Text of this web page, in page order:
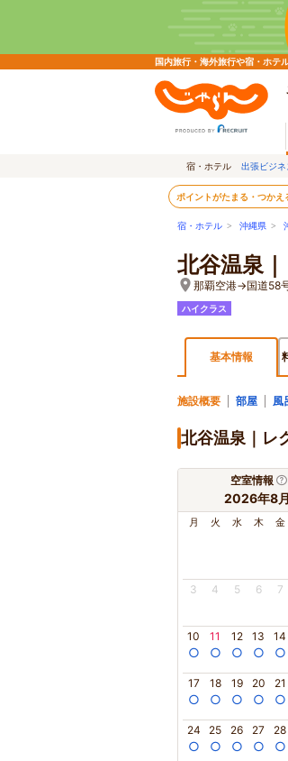
国内旅行・海外旅行や宿・ホテ
宿・ホテル 出張ビジネ
ポイントがたまる・つかえ
宿・ホテル > 沖縄県 >
北谷温泉
那覇空港→国道58
ハイクラス
基本情報
施設概要 部屋 風
北谷温泉｜レ
空室情報
2026年8月
月 火 水 木 金
3 4 5 6 7
10
○
11
○
12
○
13
○
14
○
17
○
18
○
19
○
20
○
21
○
24
○
25
○
26
○
27
○
28
○